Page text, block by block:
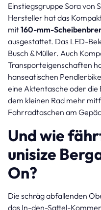
Einstiegsgruppe Sora von
Hersteller hat das
mit160-mm-
ausgestattet. Das LED-
Busch & Müller. Auch
Transporteigenschaften
hanseatischen
eine Aktentasche oder
dem kleinen Rad mehr
Fahrradtaschen am
Und wie
unisize
On?
Die schräg abfallenden
das In-den-Sattel-